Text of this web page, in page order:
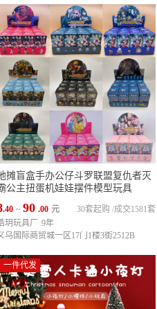
摊盲盒手办公仔斗罗联盟复仇者灭
公主扭蛋机娃娃摆件模型玩具
.40 ~ 90 .00 元 成交1581套
30套起购 /
玥玩具厂
9年
乌国际商贸城一区17门1楼3街2512B
一件代发